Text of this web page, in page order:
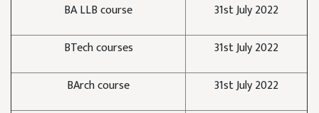
BA LLB course
31st July 2022
BTech courses
31st July 2022
BArch course
31st July 2022